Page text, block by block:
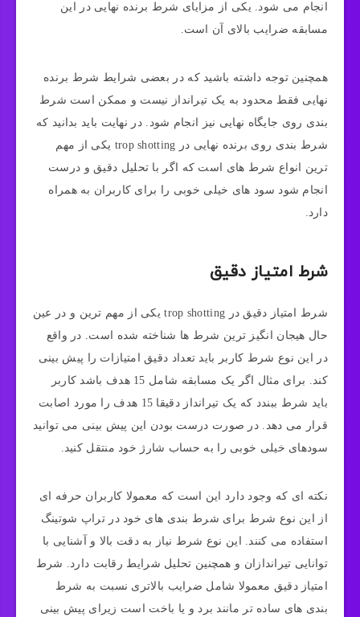
انجام می شود. یکی از مزایای شرط برنده نهایی در این
مسابقه ضرایب بالای آن است.
همچنین توجه داشته باشید که در بعضی شرایط شرط برنده
نهایی فقط محدود به یک تیرانداز نیست و ممکن است شرط
بندی روی جایگاه نهایی نیز انجام شود. در نهایت باید بدانید که
شرط بندی روی برنده نهایی در trop shotting یکی از مهم
ترین انواع شرط های است که اگر با تحلیل دقیق و درست
انجام شود سود های خیلی خوبی را برای کاربران به همراه
دارد.
شرط امتیاز دقیق
شرط امتیاز دقیق در trop shotting یکی از مهم ترین و در عین
حال هیجان انگیز ترین شرط ها شناخته شده است. در واقع
در این نوع شرط کاربر باید تعداد دقیق امتیازات را پیش بینی
کند. برای مثال اگر یک مسابقه شامل 15 هدف باشد کاربر
باید شرط ببندد که یک تیرانداز دقیقا 15 هدف را مورد اصابت
قرار می دهد. در صورت درست بودن این پیش بینی می توانید
سودهای خیلی خوبی را به حساب شارژ خود منتقل کنید.
نکته ای که وجود دارد این است که معمولا کاربران حرفه ای
از این نوع شرط برای شرط بندی های خود در تراپ شوتینگ
استفاده می کنند. این نوع شرط نیاز به دقت بالا و آشنایی با
توانایی تیراندازان و همچنین تحلیل شرایط رقابت دارد. شرط
امتیاز دقیق معمولا شامل ضرایب بالاتری نسبت به شرط
بندی های ساده تر مانند برد و یا باخت است زیرای پیش بینی